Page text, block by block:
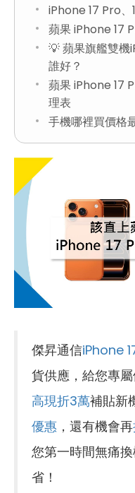
iPhone 17 Pro
蘋果 iPhone 17
💡 蘋果旗艦雙
誰好？
蘋果 iPhone 17
理表
手機哪裡買價格
傑昇通信iPhone
貨供應，給您專屬
高現折3萬補貼新
優惠 ，還有機會再
您第一時間無痛換
省！